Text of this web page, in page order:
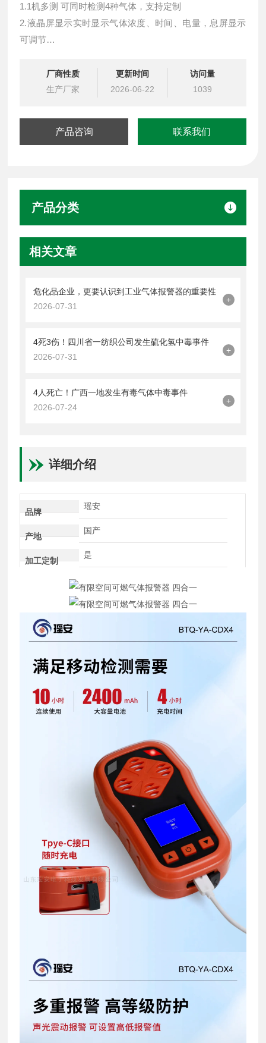
1.1机多测 可同时检测4种气体，支持定制
2.液晶屏显示实时显示气体浓度、时间、电量，息屏显示
可调节
4.待机时间长2400mAh大容量电池，可连续使用10小时
5.记录存储 开关机记录、报警记录和故障记录查询功能，
厂商性质
生产厂家
更新时间
2026-06-22
访问量
1039
产品咨询 联系我们
产品分类
相关文章
危化品企业，更要认识到工业气体报警器的重要性
2026-07-31
+
4死3伤！四川省一纺织公司发生硫化氢中毒事件
2026-07-31
+
4人死亡！广西一地发生有毒气体中毒事件
2026-07-24
+
详细介绍
品牌
瑶安
产地
国产
加工定制
是